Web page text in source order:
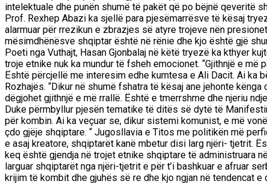
intelektuale dhe punën shumë të pakët që po bëjnë qeveritë
Prof. Rexhep Abazi ka sjellë para pjesëmarrësve të kësaj
alarmuar për rrezikun e zbrazjes së atyre trojeve nën
mësimdhënësve shqiptar është në rënie dhe kjo është gjë
Poeti nga Vuthajt, Hasan Gjonbalaj në këtë tryezë ka kthyer
troje etnike nuk ka mundur të fsheh emocionet. “Gjithnjë e
Është përcjellë me interesim edhe kumtesa e Ali Dacit. Ai ka
Rozhajës. “Dikur në shumë fshatra të kësaj ane jehonte
dëgjohet gjithnjë e më rrallë. Është e tmerrshme dhe njeriu
Duke përmbyllur pjesën tematike të ditës së dytë të
për kombin. Ai ka veçuar se, dikur sistemi komunist, e më
çdo gjëje shqiptare. “ Jugosllavia e Titos me politikën më
e asaj kreatore, shqiptarët kanë mbetur disi larg njëri- tjetrit.
keq është gjendja në trojet etnike shqiptare të administruara
larguar shqiptarët nga njëri-tjetrit e për t’i bashkuar e afruar
krijim të kombit dhe gjuhës së re dhe kjo ngjan në tendencat